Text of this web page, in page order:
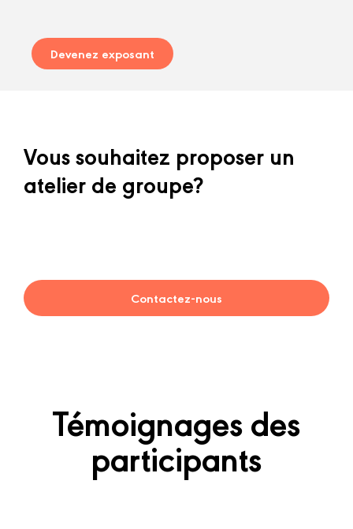
Devenez exposant
Vous souhaitez proposer un
atelier de groupe?
Contactez-nous
Témoignages des
participants